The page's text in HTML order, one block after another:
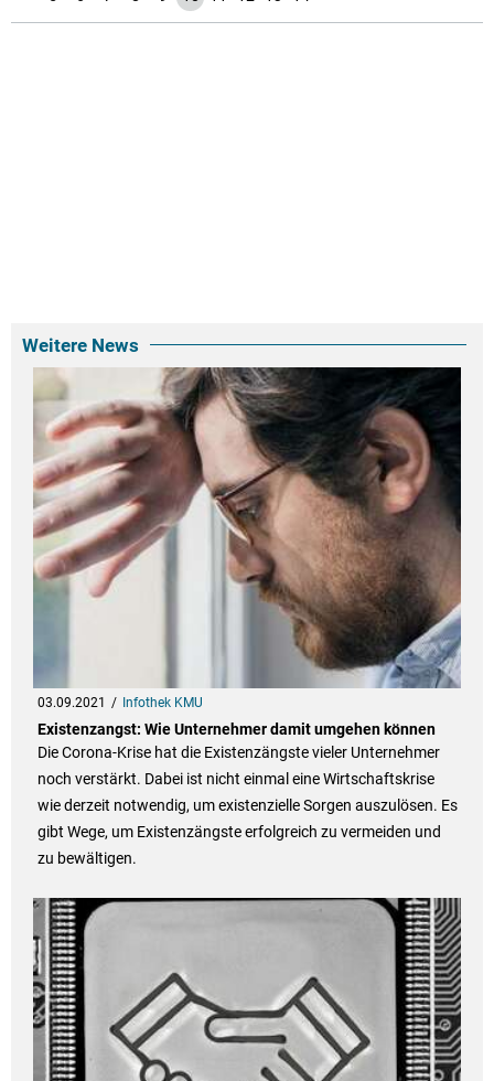
Weitere News
03.09.2021 Infothek KMU
Existenzangst: Wie Unternehmer damit umgehen können
Die Corona-Krise hat die Existenzängste vieler Unternehmer
noch verstärkt. Dabei ist nicht einmal eine Wirtschaftskrise
wie derzeit notwendig, um existenzielle Sorgen auszulösen. Es
gibt Wege, um Existenzängste erfolgreich zu vermeiden und
zu bewältigen.